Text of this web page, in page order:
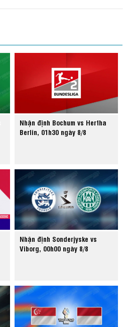
Nhận định Bochum vs Hertha
Berlin, 01h30 ngày 8/8
Nhận định Sonderjyske vs
Viborg, 00h00 ngày 8/8